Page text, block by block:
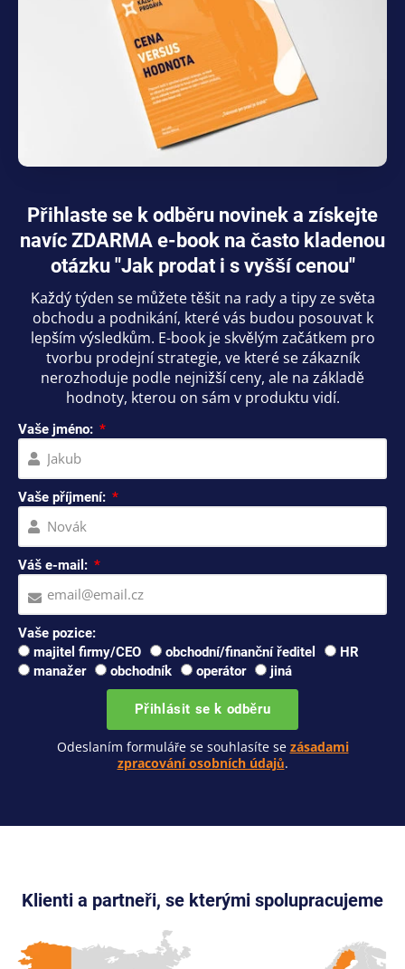
Přihlaste se k odběru novinek a získejte
navíc ZDARMA e-book na často kladenou
otázku "Jak prodat i s vyšší cenou"
Každý týden se můžete těšit na rady a tipy ze světa
obchodu a podnikání, které vás budou posouvat k
lepším výsledkům. E-book je skvělým začátkem pro
tvorbu prodejní strategie, ve které se zákazník
nerozhoduje podle nejnižší ceny, ale na základě
hodnoty, kterou on sám v produktu vidí.
Vaše jméno:
Vaše příjmení:
Váš e-mail:
Vaše pozice:
majitel firmy/CEO
obchodní/finanční ředitel
HR
manažer
obchodník operátor jiná
Přihlásit se k odběru
Odeslaním formuláře se souhlasíte se zásadami
zpracování osobních údajů.
Klienti a partneři, se kterými spolupracujeme